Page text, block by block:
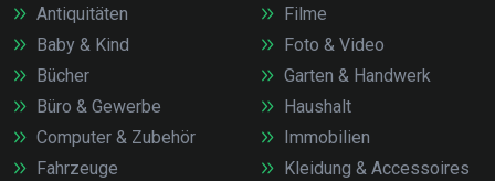
Antiquitäten
Baby & Kind
Bücher
Büro & Gewerbe
Computer & Zubehör
Fahrzeuge
Filme
Foto & Video
Garten & Handwerk
Haushalt
Immobilien
Kleidung & Accessoires